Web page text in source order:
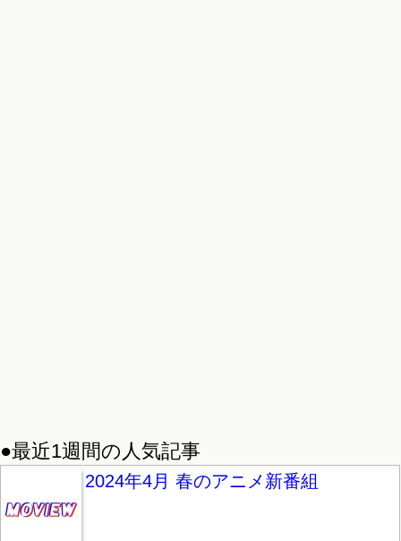
●最近1週間の人気記事
2024年4月 春のアニメ新番組